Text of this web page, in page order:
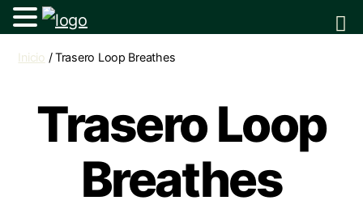
Inicio / Trasero Loop Breathes
Trasero Loop
Breathes